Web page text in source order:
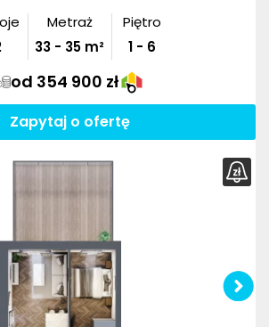
Metraż
33 - 35 m²
Piętro
1 - 6
od 354 900 zł
Zapytaj o ofertę